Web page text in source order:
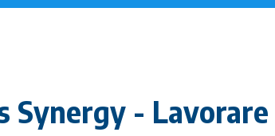
Synergy - Lavorare